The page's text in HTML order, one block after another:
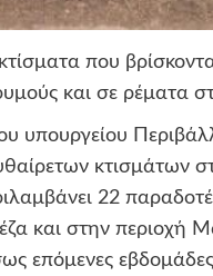
που
και σε ρέματα
υπουργείου
κτισμάτων
22
και στην περιοχή
επόμενες